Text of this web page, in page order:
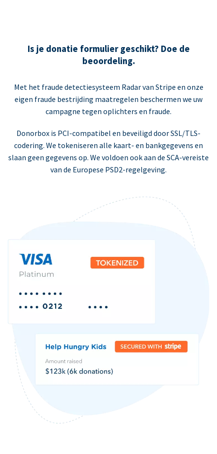
Is je donatie formulier geschikt? Doe de
beoordeling.
Met het fraude detectiesysteem Radar van Stripe en onze
eigen fraude bestrijding maatregelen beschermen we uw
campagne tegen oplichters en fraude.
Donorbox is PCI-compatibel en beveiligd door SSL/TLS-
codering. We tokeniseren alle kaart- en bankgegevens en
slaan geen gegevens op. We voldoen ook aan de SCA-vereiste
van de Europese PSD2-regelgeving.